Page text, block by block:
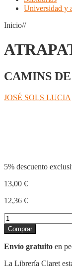
Universidad y
Inicio//
CAMINS
JOSÉ SOLS LUCIA
5% descuento
13,00 €
12,36 €
ATRAPATS
EN
LA
VIOLÈNCIA
cantidad
Comprar
Envío gratuito en
La Librería Claret